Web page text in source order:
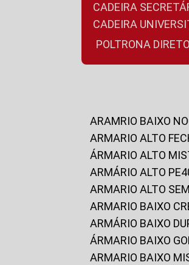
CADEIRA
CADEIRA
POLTRONA
ARAMRIO BAIXO
ARMARIO ALTO
ÁRMARIO ALTO
ARMÁRIO ALTO
ARMARIO ALTO
ARMARIO BAIXO
ARMÁRIO BAIXO
ÁRMARIO BAIXO
ARMARIO BAIXO